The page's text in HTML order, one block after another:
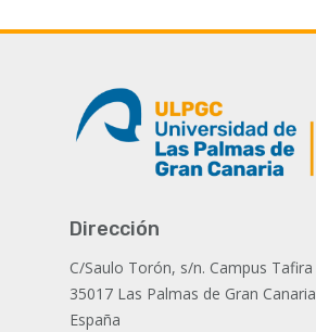
Dirección
C/Saulo Torón, s/n. Campus Tafira
35017 Las Palmas de Gran Canaria
España